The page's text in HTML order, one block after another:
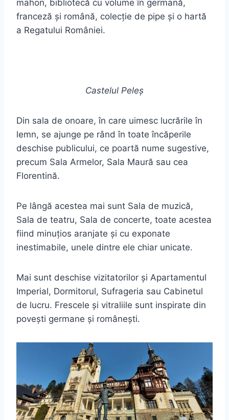
mahon, bibliotecă cu volume în germană,
franceză și română, colecție de pipe și o hartă
a Regatului României.
Castelul Peleș
Din sala de onoare, în care uimesc lucrările în
lemn, se ajunge pe rând în toate încăperile
deschise publicului, ce poartă nume sugestive,
precum Sala Armelor, Sala Maură sau cea
Florentină.
Pe lângă acestea mai sunt Sala de muzică,
Sala de teatru, Sala de concerte, toate acestea
fiind minuțios aranjate și cu exponate
inestimabile, unele dintre ele chiar unicate.
Mai sunt deschise vizitatorilor și Apartamentul
Imperial, Dormitorul, Sufrageria sau Cabinetul
de lucru. Frescele și vitraliile sunt inspirate din
povești germane și românești.